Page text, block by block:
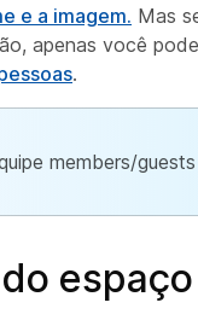
e a imagem. Mas
apenas você
.
members/
espaço